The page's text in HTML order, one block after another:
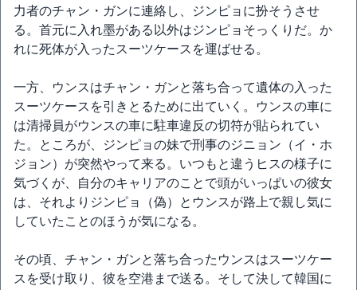
力者のチャン・ガンに連絡し、ジンピョに扮そうさせ
る。首元に入れ墨がある以外はジンピョそっくりだ。か
れに死体が入ったスーツケースを運ばせる。
一方、ウンスはチャン・ガンと落ち合って遺体の入った
スーツケースを引きとるために出ていく。ウンスの車に
は清掃員がウンスの車に駐車違反の切符が貼られてい
た。ところが、ジンピョの妹で刑事のジニョン（イ・ホ
ジョン）が突然やって来る。いつもと違うヒスの様子に
気づくが、自分のキャリアのことで頭がいっぱいの彼女
は、それよりジンピョ（偽）とウンスが路上で親し気に
していたことのほうが気になる。
その頃、チャン・ガンと落ち合ったウンスはスーツケー
スを受け取り、彼を空港まで送る。そして決して韓国に